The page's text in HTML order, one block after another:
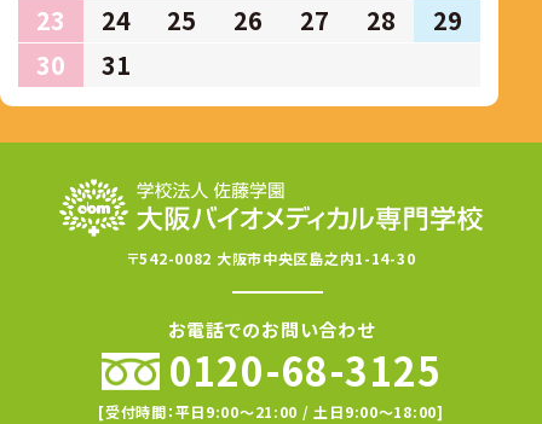
23
24 25 26 27 28
29
30
31
〒542-0082 大阪市中央区島之内1-14-30
お電話でのお問い合わせ
0120-68-3125
[受付時間：平日9:00〜21:00 / 土日9:00〜18:00]